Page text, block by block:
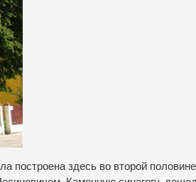
здесь во второй половине